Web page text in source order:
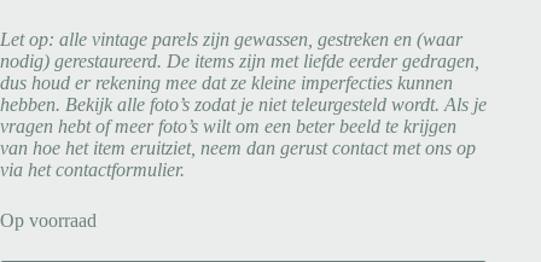
Let op: alle vintage parels zijn gewassen, gestreken en (waar
nodig) gerestaureerd. De items zijn met liefde eerder gedragen,
dus houd er rekening mee dat ze kleine imperfecties kunnen
hebben. Bekijk alle foto’s zodat je niet teleurgesteld wordt. Als je
vragen hebt of meer foto’s wilt om een beter beeld te krijgen
van hoe het item eruitziet, neem dan gerust contact met ons op
via het contactformulier.
Op voorraad